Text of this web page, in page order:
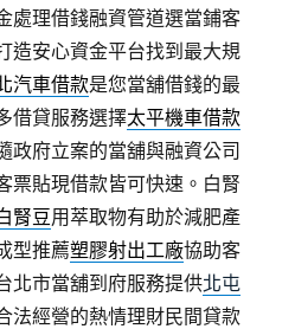
處理借錢融資管道選當鋪客
造安心資金平台找到最大規
汽車借款是您當舖借錢的最
借貸服務選擇太平機車借款
政府立案的當舖與融資公司
票貼現借款皆可快速。白腎
腎豆用萃取物有助於減肥產
型推薦塑膠射出工廠協助客
北市當舖到府服務提供北屯
法經營的熱情理財民間貸款